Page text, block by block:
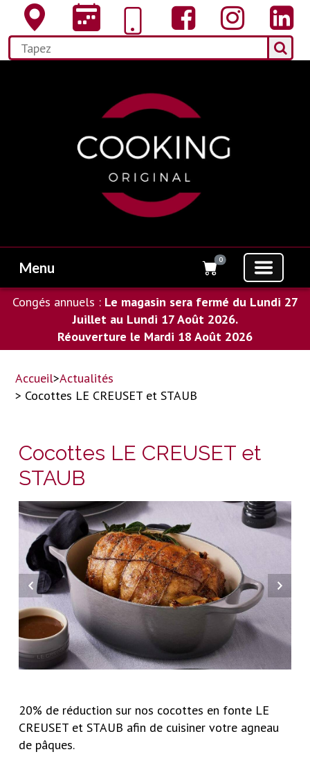
Menu 0
Congés annuels : Le magasin sera fermé du Lundi 27
Juillet au Lundi 17 Août 2026.
Réouverture le Mardi 18 Août 2026
Accueil>Actualités
> Cocottes LE CREUSET et STAUB
Cocottes LE CREUSET et
STAUB
20% de réduction sur nos cocottes en fonte LE
CREUSET et STAUB afin de cuisiner votre agneau
de pâques.